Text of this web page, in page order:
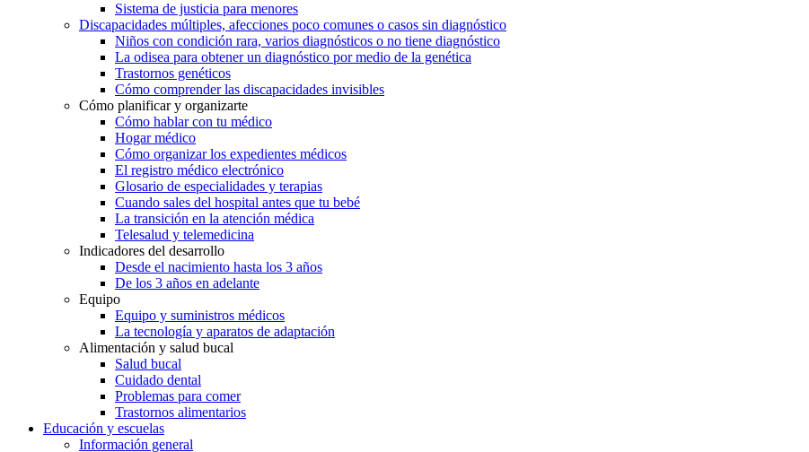
Sistema de justicia para menores
Discapacidades múltiples, afecciones poco comunes o casos sin diagnóstico
Niños con condición rara, varios diagnósticos o no tiene diagnóstico
La odisea para obtener un diagnóstico por medio de la genética
Trastornos genéticos
Cómo comprender las discapacidades invisibles
Cómo planificar y organizarte
Cómo hablar con tu médico
Hogar médico
Cómo organizar los expedientes médicos
El registro médico electrónico
Glosario de especialidades y terapias
Cuando sales del hospital antes que tu bebé
La transición en la atención médica
Telesalud y telemedicina
Indicadores del desarrollo
Desde el nacimiento hasta los 3 años
De los 3 años en adelante
Equipo
Equipo y suministros médicos
La tecnología y aparatos de adaptación
Alimentación y salud bucal
Salud bucal
Cuidado dental
Problemas para comer
Trastornos alimentarios
Educación y escuelas
Información general